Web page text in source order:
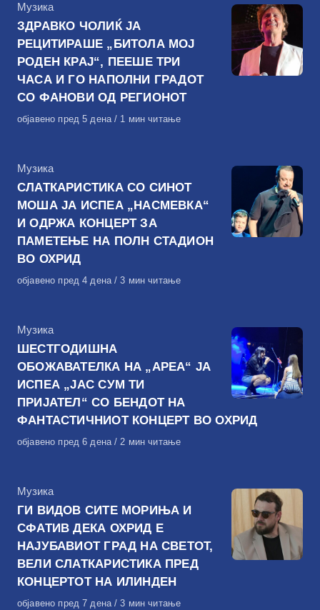
КАтегорија
Музика
ЗДРАВКО ЧОЛИЌ ЈА
РЕЦИТИРАШЕ „БИТОЛА МОЈ
РОДЕН КРАЈ“, ПЕЕШЕ ТРИ
ЧАСА И ГО НАПОЛНИ ГРАДОТ
СО ФАНОВИ ОД РЕГИОНОТ
Објавено
објавено пред 5 дена 1 мин читање
КАтегорија
Музика
СЛАТКАРИСТИКА СО СИНОТ
МОША ЈА ИСПЕА „НАСМЕВКА“
И ОДРЖА КОНЦЕРТ ЗА
ПАМЕТЕЊЕ НА ПОЛН СТАДИОН
ВО ОХРИД
Објавено
објавено пред 4 дена 3 мин читање
КАтегорија
Музика
ШЕСТГОДИШНА
ОБОЖАВАТЕЛКА НА „АРЕА“ ЈА
ИСПЕА „ЈАС СУМ ТИ
ПРИЈАТЕЛ“ СО БЕНДОТ НА
ФАНТАСТИЧНИОТ КОНЦЕРТ ВО ОХРИД
Објавено
објавено пред 6 дена 2 мин читање
КАтегорија
Музика
ГИ ВИДОВ СИТЕ МОРИЊА И
СФАТИВ ДЕКА ОХРИД Е
НАЈУБАВИОТ ГРАД НА СВЕТОТ,
ВЕЛИ СЛАТКАРИСТИКА ПРЕД
КОНЦЕРТОТ НА ИЛИНДЕН
Објавено
објавено пред 7 дена 3 мин читање